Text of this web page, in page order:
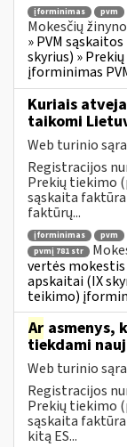
įforminimas pvm
Mokesčių
» PVM
skyrius) »
įforminimas
Kuriais
taikomi
Web turinio
Registracijos
Prekių tiekimo
sąskaita faktūra
faktūrų...
įforminimas pvm
pvmį 781 str
vertės
apskaitai (IX
teikimo)
Ar asmenys,
tiekdami
Web turinio
Registracijos
Prekių tiekimo
sąskaita faktūra
kitą ES...